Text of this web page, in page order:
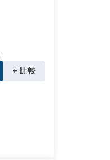
+ 比較